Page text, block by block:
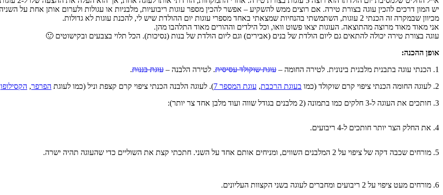
יש המון דרכים להכין עוגה בצורת טירה. אם רוצים ממש להשקיע – אפשר להכין מספר עוגות ריבועיות, מלבניות או עגולות ולערום אותן אחת על
מכיוון שבמקרה זה הכנתי 2 עוגות, השתמשתי בהנחיות שמצאתי באחד מספרי עוגות יום ההולדת שיש לי, להכנת עוגות לא גדולות.
אני מאוד מאוד מרוצה מהתוצאה. העוגות יצאו פשוט וואו, וכל הילדים וההורים מאוד התלהבו מהן.
עוגה בצורת טירה יכולה להתאים גם ליום הולדת של בנים (אבירים) וגם ליום הולדת של בנות (נסיכות). הכל תלוי בצבעים ובקישוטים 🙂
אופן ההכנה:
1. הכנתי עוגה בתבנית מלבנית בינונית. לטירה החומה –
עוגת שוקולד עסיסית. לטירה הלבנה – עוגת בננות.
2. לעוגה החומה הכנתי ציפוי קרם שוקולד (כמו
בעוגת הרכבת, עוגת המספר 7 ). לעוגה הלבנה הכנתי ציפוי קרם קצפת וניל (כמו לעוגת הפרפר,
3. חותכים את העוגה ל-3 חלקים כמו בתמונה (2 מלבנים בגודל שווה ועוד מלבן אחד צר יותר):
4. את החלק הצר יותר חותכים ל-4 ריבועים.
5. מורחים שכבה דקה של ציפוי על 2 המלבנים השווים, ומניחים אותם אחד על השני. חתכתי קצת את השוליים כדי שהעוגה תהיה ישרה.
6. מורחים מעט ציפוי על 2 ריבועים ומחברים לעוגה בשני הקצוות העליונים.